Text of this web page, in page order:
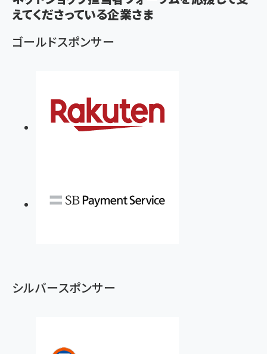
ず
えてくださっている企業さま
ゴールドスポンサー
シルバースポンサー